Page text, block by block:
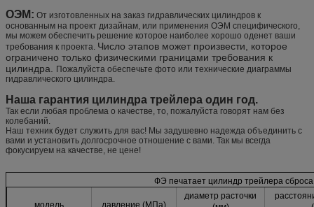
ОЭМ: От изготовленных на заказ гидравлических цилиндров к
основанным на проект дизайнам, или применения ОЭМ специфического,
мы можем обеспечить решение которое наиболее хорошо оденет ваши
требования к проекта. Число этапов может произвести, которое
ограничено только физическими границами требования к
цилиндра.
Пожалуйста обеспечьте фото или технические диаграммы
гидравлического цилиндра.
Наша гарантия цилиндра трейлера один год.
Так если любая проблема о качестве, то, пожалуйста говорят нам без
колебаний.
Наш техник будет служить для вас! Мы задушевно надежда объединить с
вами и установить долгосрочное отношение с вами. Так мы всегда
фокусируем на качестве, не цене!
ФЭ печатает цилиндр трейлера сброса
модель давление (МПа)
диаметр расточки